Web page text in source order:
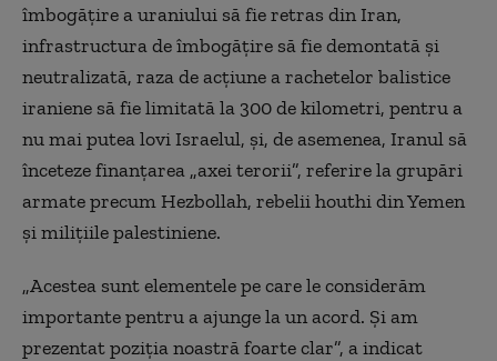
îmbogăţire a uraniului să fie retras din Iran,
infrastructura de îmbogăţire să fie demontată şi
neutralizată, raza de acţiune a rachetelor balistice
iraniene să fie limitată la 300 de kilometri, pentru a
nu mai putea lovi Israelul, şi, de asemenea, Iranul să
înceteze finanţarea „axei terorii”, referire la grupări
armate precum Hezbollah, rebelii houthi din Yemen
şi miliţiile palestiniene.
„Acestea sunt elementele pe care le considerăm
importante pentru a ajunge la un acord. Şi am
prezentat poziţia noastră foarte clar”, a indicat